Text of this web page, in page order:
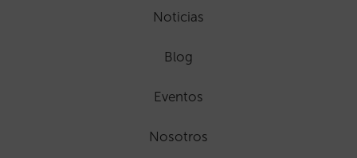
Noticias
Blog
Eventos
Nosotros